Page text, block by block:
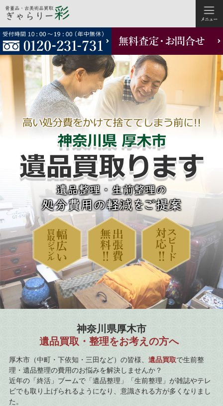
コ
ン
テ
へ
神奈川県厚木市
遺品買取・整理をお考えの方へ
厚木市（中町・下依知・三田など）の皆様、 遺品買取で生前整
理・遺品整理の費用のお悩みを解決しませんか？
近年の「終活」ブームで「遺品整理」「生前整理」が雑誌やテレ
ビでも取り上げられるようになり、意識される方が多くなりまし
た。